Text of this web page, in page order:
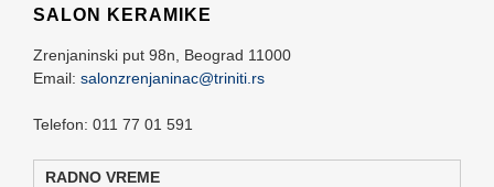
SALON KERAMIKE
Zrenjaninski put 98n, Beograd 11000
Email: salonzrenjaninac@triniti.rs
Telefon: 011 77 01 591
RADNO VREME